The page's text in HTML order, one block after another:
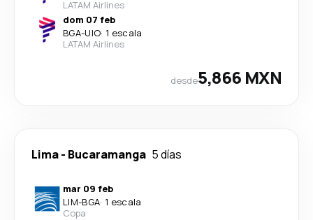
LATAM Airlines
dom 07 feb
BGA-UIO· 1 escala
LATAM Airlines
desde5,866 MXN
Lima- Bucaramanga 5 días
mar 09 feb
LIM-BGA· 1 escala
Copa